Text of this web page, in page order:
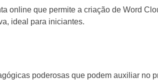
online que permite a criação de Word
ideal para iniciantes.
poderosas que podem auxiliar no